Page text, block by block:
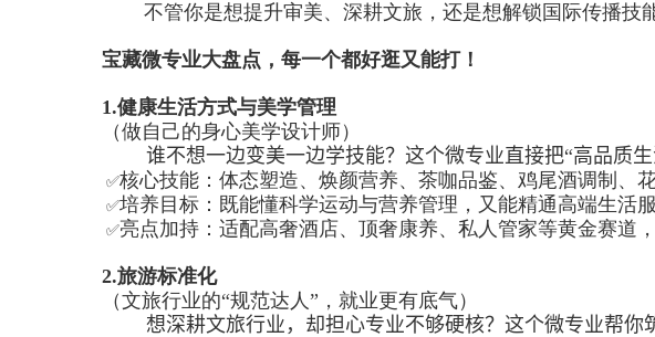
不管你是想提升审美、深耕文旅，还是想解锁国际传播技
宝藏微专业大盘点，每一个都好逛又能打！
1.健康生活方式与美学管理
（做自己的身心美学设计师）
谁不想一边变美一边学技能？这个微专业直接把“高品质生
✅核心技能：体态塑造、焕颜营养、茶咖品鉴、鸡尾酒调制、
✅培养目标：既能懂科学运动与营养管理，又能精通高端生活
✅亮点加持：适配高奢酒店、顶奢康养、私人管家等黄金赛道
2.旅游标准化
（文旅行业的“规范达人”，就业更有底气）
想深耕文旅行业，却担心专业不够硬核？这个微专业帮你